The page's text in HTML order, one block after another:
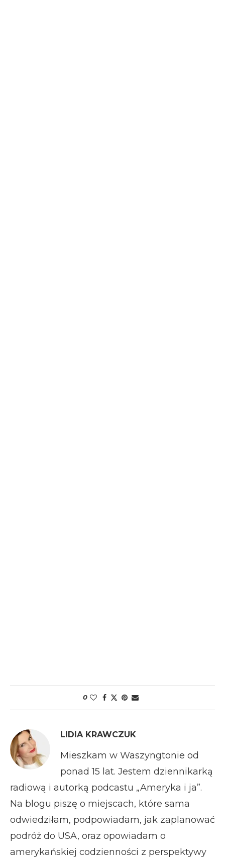
0
LIDIA KRAWCZUK
Mieszkam w Waszyngtonie od
ponad 15 lat. Jestem dziennikarką
radiową i autorką podcastu „Ameryka i ja”.
Na blogu piszę o miejscach, które sama
odwiedziłam, podpowiadam, jak zaplanować
podróż do USA, oraz opowiadam o
amerykańskiej codzienności z perspektywy